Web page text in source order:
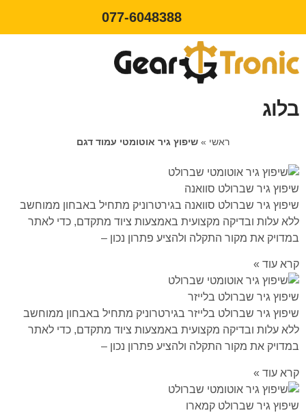
077-6048388
בלוג
ראשי » שיפוץ גיר אוטומטי עמוד דגם
שיפוץ גיר שברולט סוואנה
שיפוץ גיר שברולט סוואנה בגירטרוניק מתחיל באבחון ממוחשב
ללא עלות ובדיקה מקצועית באמצעות ציוד מתקדם, כדי לאתר
במדויק את מקור התקלה ולהציע פתרון נכון –
קרא עוד »
שיפוץ גיר שברולט בלייזר
שיפוץ גיר שברולט בלייזר בגירטרוניק מתחיל באבחון ממוחשב
ללא עלות ובדיקה מקצועית באמצעות ציוד מתקדם, כדי לאתר
במדויק את מקור התקלה ולהציע פתרון נכון –
קרא עוד »
שיפוץ גיר שברולט קמארו